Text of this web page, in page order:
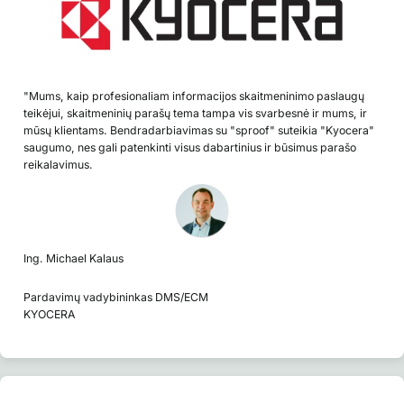
"Mums, kaip profesionaliam informacijos skaitmeninimo paslaugų
teikėjui, skaitmeninių parašų tema tampa vis svarbesnė ir mums, ir
mūsų klientams. Bendradarbiavimas su "sproof" suteikia "Kyocera"
saugumo, nes gali patenkinti visus dabartinius ir būsimus parašo
reikalavimus.
Ing. Michael Kalaus
Pardavimų vadybininkas DMS/ECM
KYOCERA